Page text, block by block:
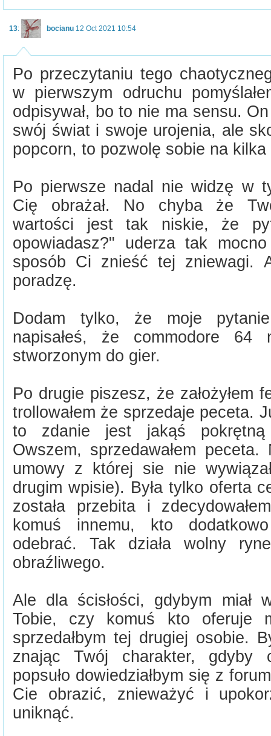
13: bocianu 12 Oct 2021 10:54
Po przeczytaniu tego
w pierwszym odruchu
odpisywał, bo to nie ma sensu.
swój świat i swoje urojenia, ale
popcorn, to pozwolę sobie na kilka
Po pierwsze nadal nie widzę w
Cię obrażał. No chyba że
wartości jest tak niskie, że
opowiadasz?" uderza tak
sposób Ci znieść tej zniewagi.
poradzę.
Dodam tylko, że moje
napisałeś, że commodore 64
stworzonym do gier.
Po drugie piszesz, że założyłem
trollowałem że sprzedaje peceta.
to zdanie jest jakąś pokrętną
Owszem, sprzedawałem
umowy z której sie nie
drugim wpisie). Była tylko oferta
została przebita i
komuś innemu, kto
odebrać. Tak działa wolny
obraźliwego.
Ale dla ścisłości, gdybym miał
Tobie, czy komuś kto oferuje
sprzedałbym tej drugiej osobie.
znając Twój charakter, gdyby
popsuło dowiedziałbym się z
Cie obrazić, znieważyć i
uniknąć.